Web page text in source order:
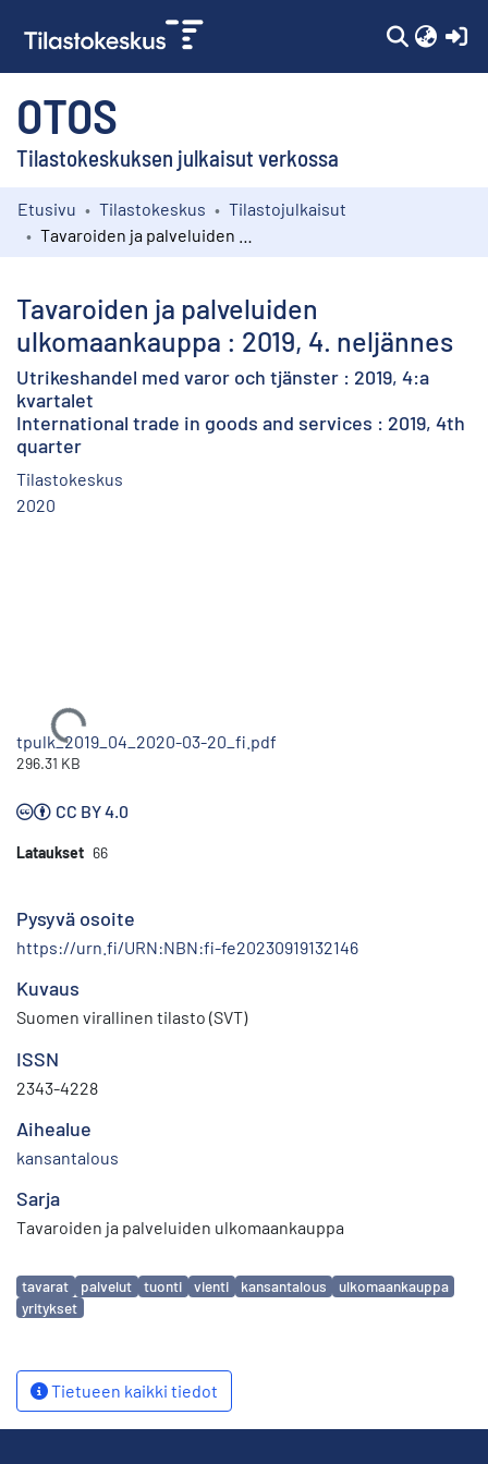
OTOS
Tilastokeskuksen julkaisut verkossa
Kokoelmat
Etusivu Tilastokeskus
Tilastojulkaisut
Tavaroiden ja palveluiden
ulkomaankauppa : 2019, 4. neljännes
Utrikeshandel med varor och tjänster : 2019, 4:a
kvartalet
International trade in goods and services : 2019, 4th
quarter
Tilastokeskus
2020
Ladataan...
tpulk_2019_04_2020-03-20_fi.pdf
296.31 KB
CC BY 4.0
Lataukset 66
Pysyvä osoite
https://urn.fi/URN:NBN:fi-fe20230919132146
Kuvaus
Suomen virallinen tilasto (SVT)
ISSN
2343-4228
Aihealue
kansantalous
Sarja
Tavaroiden ja palveluiden ulkomaankauppa
Avainsanat
tavarat palvelut tuonti vienti kansantalous
ulkomaankauppa
yritykset
Tietueen kaikki tiedot